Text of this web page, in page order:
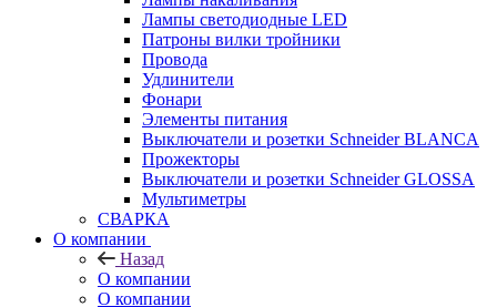
Лампы светодиодные LED
Патроны вилки тройники
Провода
Удлинители
Фонари
Элементы питания
Выключатели и розетки Schneider BLANCA
Прожекторы
Выключатели и розетки Schneider GLOSSA
Мультиметры
СВАРКА
О компании
Назад
О компании
О компании